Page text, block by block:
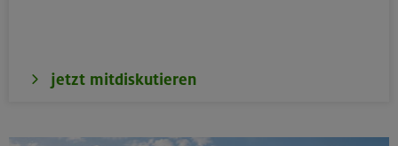
22./23.08.26
jetzt mitdiskutieren